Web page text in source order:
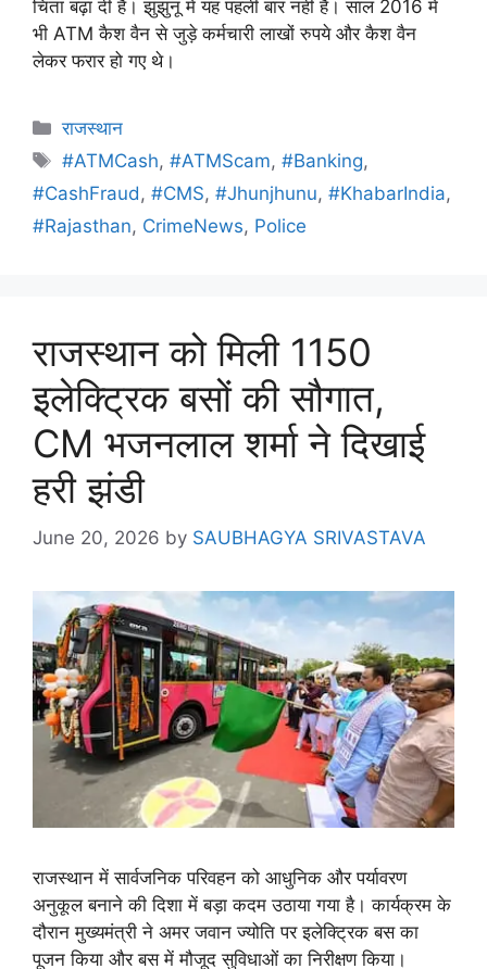
चिंता बढ़ा दी है। झुंझुनूं में यह पहली बार नहीं है। साल 2016 में
भी ATM कैश वैन से जुड़े कर्मचारी लाखों रुपये और कैश वैन
लेकर फरार हो गए थे।
राजस्थान
#ATMCash,#ATMScam,#Banking,
#CashFraud, #CMS, #Jhunjhunu, #KhabarIndia,
#Rajasthan, CrimeNews, Police
राजस्थान को मिली 1150
इलेक्ट्रिक बसों की सौगात,
CM भजनलाल शर्मा ने दिखाई
हरी झंडी
June 20, 2026 by SAUBHAGYA SRIVASTAVA
राजस्थान में सार्वजनिक परिवहन को आधुनिक और पर्यावरण
अनुकूल बनाने की दिशा में बड़ा कदम उठाया गया है। कार्यक्रम के
दौरान मुख्यमंत्री ने अमर जवान ज्योति पर इलेक्ट्रिक बस का
पूजन किया और बस में मौजूद सुविधाओं का निरीक्षण किया।